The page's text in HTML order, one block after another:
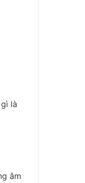
là
âm